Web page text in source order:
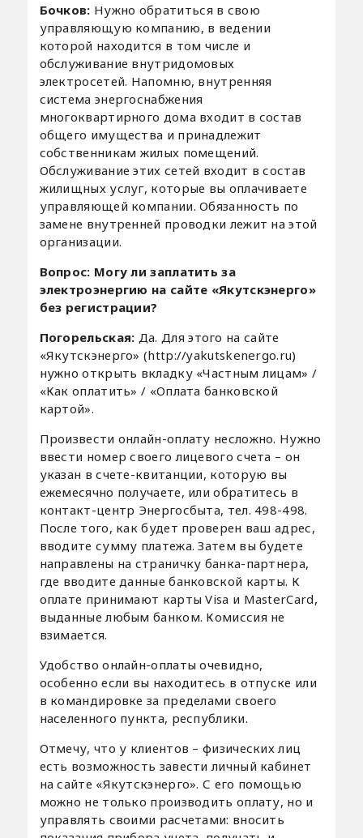
Бочков: Нужно обратиться в свою
управляющую компанию, в ведении
которой находится в том числе и
обслуживание внутридомовых
электросетей. Напомню, внутренняя
система энергоснабжения
многоквартирного дома входит в состав
общего имущества и принадлежит
собственникам жилых помещений.
Обслуживание этих сетей входит в состав
жилищных услуг, которые вы оплачиваете
управляющей компании. Обязанность по
замене внутренней проводки лежит на этой
организации.
Вопрос: Могу ли заплатить за
электроэнергию на сайте «Якутскэнерго»
без регистрации?
Погорельская: Да. Для этого на сайте
«Якутскэнерго» (http://yakutskenergo.ru)
нужно открыть вкладку «Частным лицам» /
«Как оплатить» / «Оплата банковской
картой».
Произвести онлайн-оплату несложно. Нужно
ввести номер своего лицевого счета – он
указан в счете-квитанции, которую вы
ежемесячно получаете, или обратитесь в
контакт-центр Энергосбыта, тел. 498-498.
После того, как будет проверен ваш адрес,
вводите сумму платежа. Затем вы будете
направлены на страничку банка-партнера,
где вводите данные банковской карты. К
оплате принимают карты Visa и MasterCard,
выданные любым банком. Комиссия не
взимается.
Удобство онлайн-оплаты очевидно,
особенно если вы находитесь в отпуске или
в командировке за пределами своего
населенного пункта, республики.
Отмечу, что у клиентов – физических лиц
есть возможность завести личный кабинет
на сайте «Якутскэнерго». С его помощью
можно не только производить оплату, но и
управлять своими расчетами: вносить